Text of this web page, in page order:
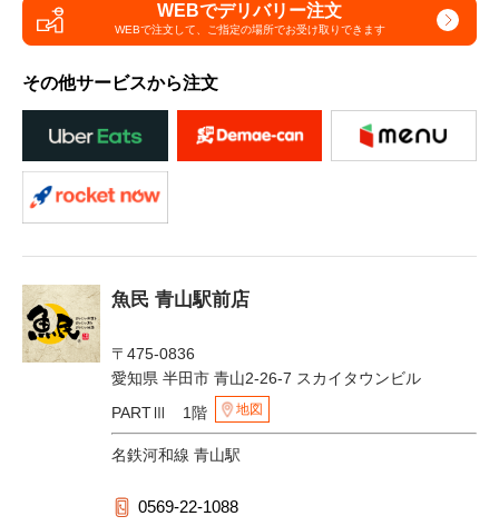
WEBでデリバリー注文
WEBで注文して、 ご指定の場所でお受け取りできます
その他サービスから注文
魚民 青山駅前店
〒475-0836
愛知県 半田市 青山2-26-7 スカイタウンビル
PARTⅢ 1階
地図
名鉄河和線 青山駅
0569-22-1088